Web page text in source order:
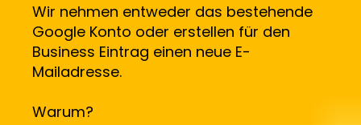
Wir nehmen entweder das bestehende
Google Konto oder erstellen für den
Business Eintrag einen neue E-
Mailadresse.
Warum?